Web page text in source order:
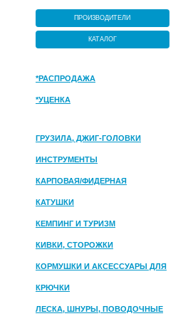
ПРОИЗВОДИТЕЛИ
КАТАЛОГ
*РАСПРОДАЖА
*УЦЕНКА
ГРУЗИЛА, ДЖИГ-ГОЛОВКИ
ИНСТРУМЕНТЫ
КАРПОВАЯ/ФИДЕРНАЯ
КАТУШКИ
КЕМПИНГ И ТУРИЗМ
КИВКИ, СТОРОЖКИ
КОРМУШКИ И АКСЕССУАРЫ ДЛЯ
ПРИКОРМКИ
КРЮЧКИ
ЛЕСКА, ШНУРЫ, ПОВОДОЧНЫЕ